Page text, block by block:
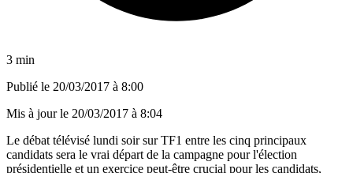
3 min
Publié le 20/03/2017 à 8:00
Mis à jour le 20/03/2017 à 8:04
Le débat télévisé lundi soir sur TF1 entre les cinq principaux
candidats sera le vrai départ de la campagne pour l'élection
présidentielle et un exercice peut-être crucial pour les candidats,